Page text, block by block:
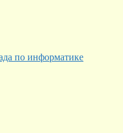
по информатике